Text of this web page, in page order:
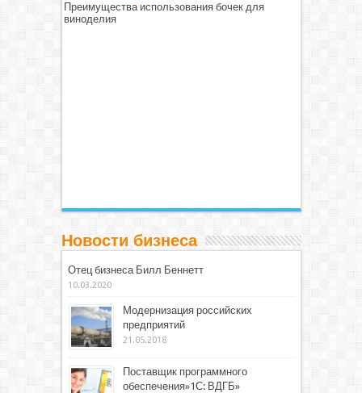
Преимущества использования бочек для
виноделия
Новости бизнеса
Отец бизнеса Билл Беннетт
10.03.2020
Модернизация российских
предприятий
21.05.2018
Поставщик программного
обеспечения»1С: ВДГБ»